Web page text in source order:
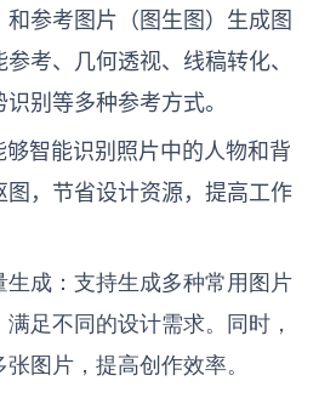
AI生成SWOT分析
AI生成PEST分析
AI生成5Why分析
AI生成平衡计分卡
AI生成时间管理四象限
AI生成价值链
智能创作
参考图片（图生图）生成图
考、几何透视、线稿转化、
别等多种参考方式。
够智能识别照片中的人物和背
图，节省设计资源，提高工作
生成：支持生成多种常用图片
满足不同的设计需求。同时，
图片，提高创作效率。